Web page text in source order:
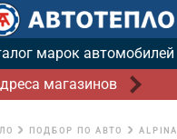
марок автомобилей
магазинов
ПОДБОР ПО АВТО ALPINA